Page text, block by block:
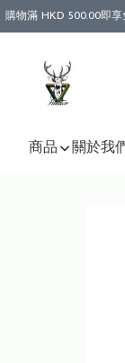
購物滿 HKD 500.00即
商品 關於我